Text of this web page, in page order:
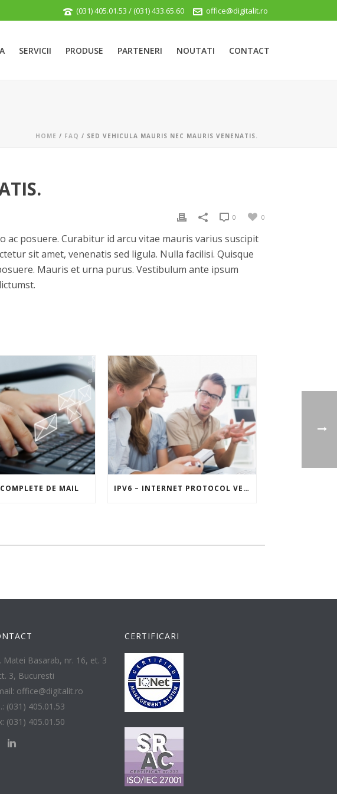
(031) 405.01.53 / (031) 433.65.60 office@digitalit.ro
SERVICII PRODUSE PARTENERI NOUTATI CONTACT
HOME / FAQ / SED VEHICULA MAURIS NEC MAURIS VENENATIS.
0
0
ac posuere. Curabitur id arcu vitae mauris varius suscipit
sit amet, venenatis sed ligula. Nulla facilisi. Quisque
Mauris et urna purus. Vestibulum ante ipsum
DE MAIL IPV6 – INTERNET PROTOCOL VERSION 6
Matei Basarab, nr. 16, et. 3
3, Bucuresti
office@digitalit.ro
(031) 405.01.53
(031) 405.01.50
CERTIFICARI